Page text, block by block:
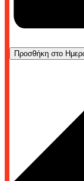
Προσθήκη στο